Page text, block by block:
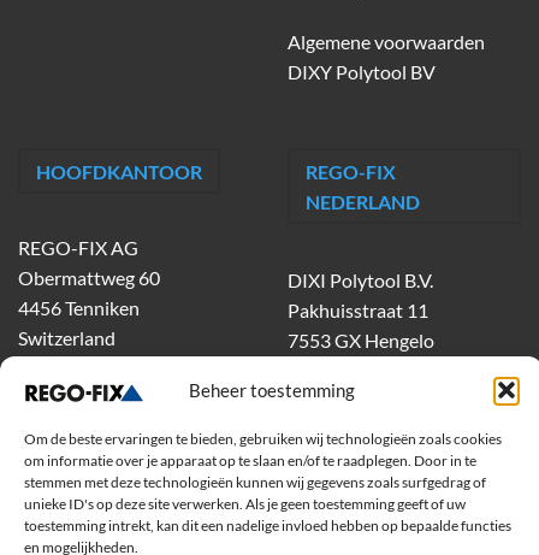
Beheer toestemming
Om de beste ervaringen te bieden, gebruiken wij technologieën zoals cookies
om informatie over je apparaat op te slaan en/of te raadplegen. Door in te
stemmen met deze technologieën kunnen wij gegevens zoals surfgedrag of
unieke ID's op deze site verwerken. Als je geen toestemming geeft of uw
toestemming intrekt, kan dit een nadelige invloed hebben op bepaalde functies
en mogelijkheden.
Algemene voorwaarden
DIXY Polytool BV
HOOFDKANTOOR
REGO-FIX AG
Obermattweg 60
4456 Tenniken
Switzerland
REGO-FIX
NEDERLAND
DIXI Polytool B.V.
Pakhuisstraat 11
7553 GX Hengelo
dixiholland@dixi.com
www.dixipolytool.com
Volg ons op Youtube
Volg ons op Linkedin